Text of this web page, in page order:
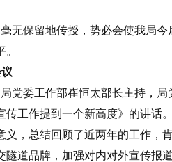
无保留地传授，势必会使我局今
党委工作部崔恒太部长主持，局
工作提到一个新高度》的讲话
，总结回顾了近两年的工作，
道品牌，加强对内对外宣传报